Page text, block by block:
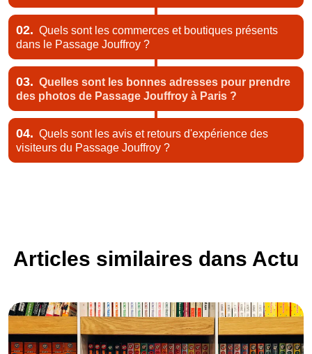
02. Quels sont les commerces et boutiques présents
dans le Passage Jouffroy ?
03. Quelles sont les bonnes adresses pour prendre
des photos de Passage Jouffroy à Paris ?
04. Quels sont les avis et retours d'expérience des
visiteurs du Passage Jouffroy ?
Articles similaires dans Actu